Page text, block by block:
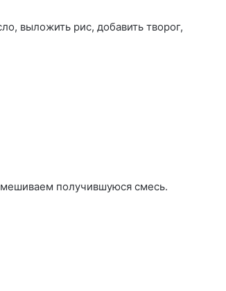
выложить рис, добавить творог,
получившуюся смесь.